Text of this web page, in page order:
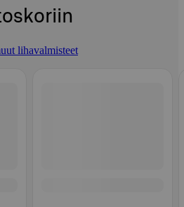
lihavalmisteet